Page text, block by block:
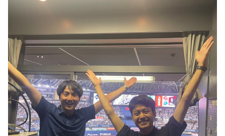
探偵！ナイトスクープ
news おかえり
河合＆A.B.C-Z塚田×福井アナ「なんでやねん！？」
（news おかえり）
DAIGOも台所 ～きょうの献立 何にする？～
本日はダイアンなり！シーズン２
朝だ！生です旅サラダ
教えて！ニュースライブ 正義のミカタ
ＬＩＦＥ～夢のカタチ～